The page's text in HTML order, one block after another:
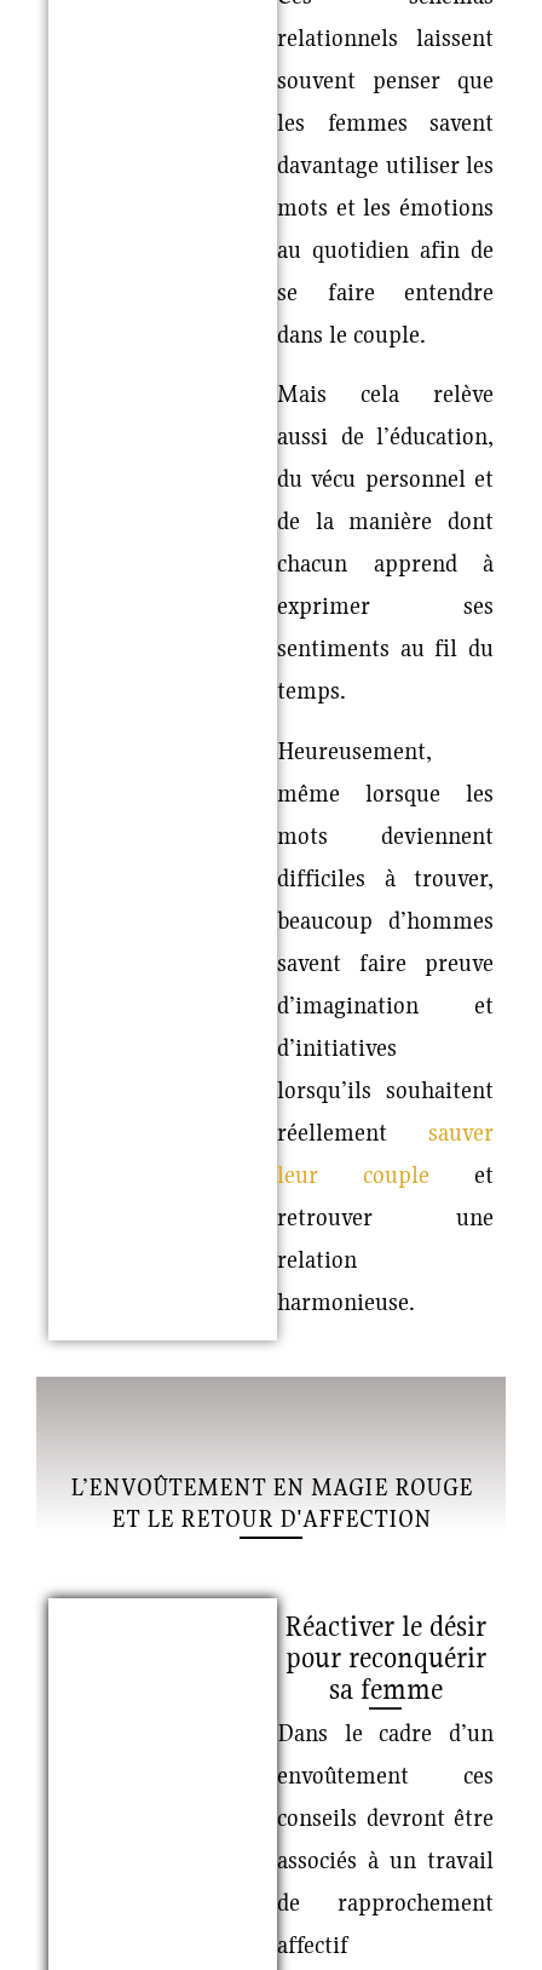
relationnels laissent
souvent penser que
les femmes savent
davantage utiliser les
mots et les émotions
au quotidien afin de
se faire entendre
dans le couple.
Mais cela relève
aussi de l’éducation,
du vécu personnel et
de la manière dont
chacun apprend à
exprimer ses
sentiments au fil du
temps.
Heureusement,
même lorsque les
mots deviennent
difficiles à trouver,
beaucoup d’hommes
savent faire preuve
d’imagination et
d’initiatives
lorsqu’ils souhaitent
réellement sauver
leur couple et
retrouver une
relation
harmonieuse.
L’ENVOÛTEMENT EN MAGIE ROUGE
ET LE RETOUR D'AFFECTION
Réactiver le désir
pour reconquérir
sa femme
Dans le cadre d’un
envoûtement ces
conseils devront être
associés à un travail
de rapprochement
affectif